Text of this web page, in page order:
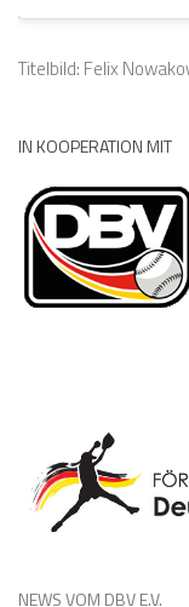
Titelbild: Felix
IN KOOPERATION MIT
NEWS VOM DBV E.V.